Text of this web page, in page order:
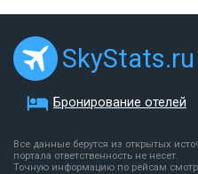
SkyStats.ru
Бронирование отелей
Все данные берутся из открытых
портала ответственность не несет.
Точную информацию по рейсам